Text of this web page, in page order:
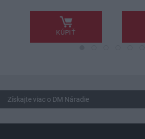
KÚPIŤ
Získajte viac o DM Náradie